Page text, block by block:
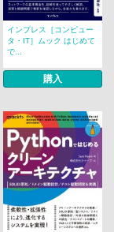
インプレス［コンピュー
タ・IT］ムック はじめて
で...
購入